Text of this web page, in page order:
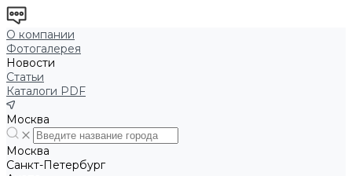
О компании
Фотогалерея
Новости
Статьи
Каталоги PDF
Москва
Москва
Санкт-Петербург